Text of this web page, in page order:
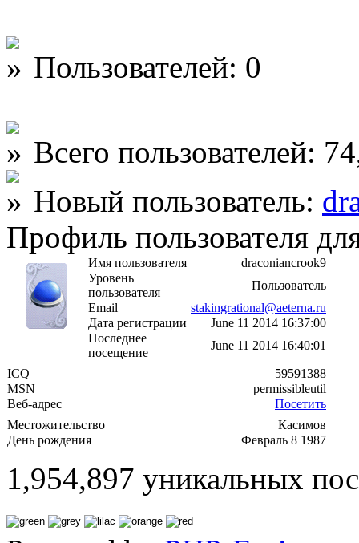
Пользователей: 0
Всего пользователей:
Новый пользователь:
Профиль пользователя
Имя пользователя
draconiancrook9
Уровень
пользователя
Пользователь
Email
stakingrational@aeterna.ru
Дата регистрации
June 11 2014 16:37:00
Последнее
посещение
June 11 2014 16:40:01
ICQ
59591388
MSN
permissibleutil
Веб-адрес
Посетить
Местожительство
Касимов
День рождения
Февраль 8 1987
1,954,897 уникальных